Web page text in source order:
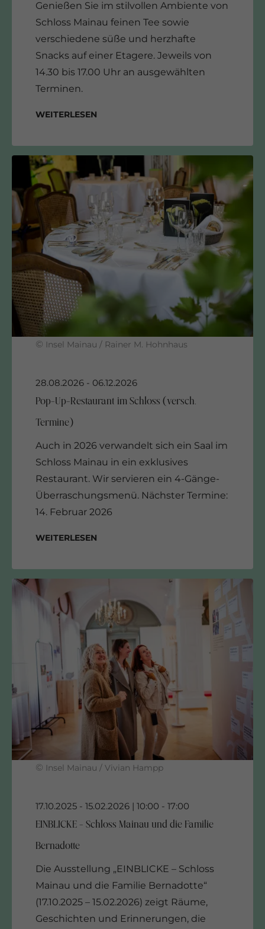
Genießen Sie im stilvollen Ambiente von
Schloss Mainau feinen Tee sowie
verschiedene süße und herzhafte
Snacks auf einer Etagere. Jeweils von
14.30 bis 17.00 Uhr an ausgewählten
Terminen.
Weiterlesen
© Insel Mainau / Rainer M. Hohnhaus
Auch in 2026 verwandelt sich ein Saal im
Schloss Mainau in ein exklusives
Restaurant. Wir servieren ein 4-Gänge-
Überraschungsmenü. Nächster Termine:
14. Februar 2026
Weiterlesen
© Insel Mainau / Vivian Hampp
Die Ausstellung „EINBLICKE – Schloss
Mainau und die Familie Bernadotte“
(17.10.2025 – 15.02.2026) zeigt Räume,
Geschichten und Erinnerungen, die